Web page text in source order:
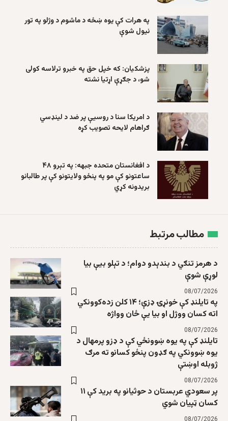
په هرات کې یوه ښځه د ماشوم د وژلو په تور
نیول شوې
پزشکیان: که خپل حق په خبرو ترلاسه کولی
شو، د جګړې اړتیا نشته
د امریکا سنا د روسیې پر ضد د لینډسي
ګراهام لایحه تصویب کړه
د افغانستان متحده جبهه: په تېرو ۴۸
ساعتونو کې مو په پنځو ولایتونو کې پر طالبانو
بریدونه کړي
مطالب مرتبط
د هرمز تنګي د بندېدو دوام؛ د تېلو بیې بیا
لوړې شوې
08/07/2026
په تایلنډ کې خونړۍ ډزې؛ ۱۴ کلن زده‌کوونکي
اته کسان ووژل او بیا یې ځان وواژه
08/07/2026
تایلنډ کې په یوه ښوونځي کې د ډزو پرمهال د
یوه ښوونکي په ګډون پنځو کسانو ته مرګ
ژوبله اوښتې
08/07/2026
پر سعودي عربستان د حوثیانو په برید کې ۱۱
کسان ټپیان شوي